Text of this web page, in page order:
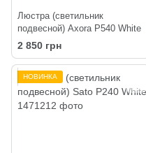
Люстра (светильник
подвесной) Axora P540 White
2 850 грн
НОВИНКА